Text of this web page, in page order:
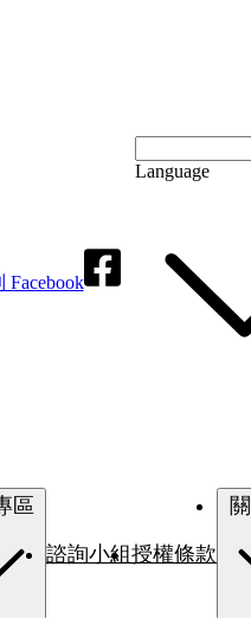
Facebook
Language
諮詢小組授權條款